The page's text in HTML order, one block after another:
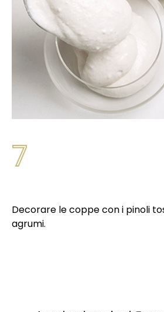
7
Decorare le coppe con i pinoli
agrumi.